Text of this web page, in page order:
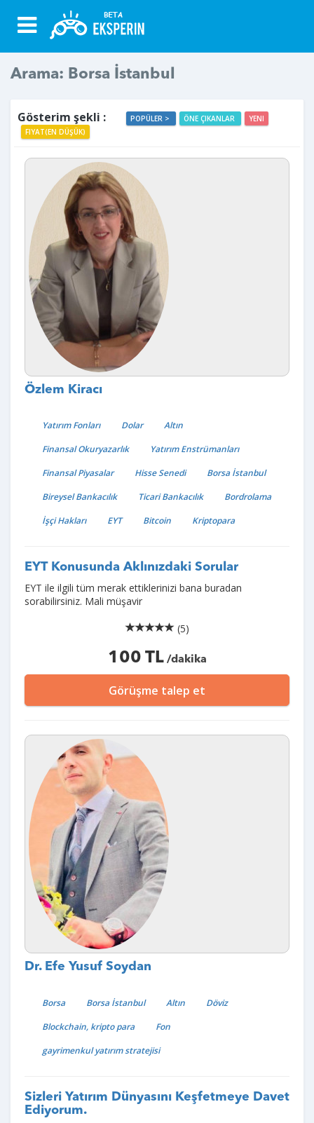
Arama: Borsa İstanbul
Gösterim şekli : POPÜLER > ÖNE ÇIKANLAR
YENI
FIYAT(EN DÜŞÜK)
Özlem Kiracı
Yatırım Fonları Dolar
Altın
Finansal Okuryazarlık
Yatırım Enstrümanları
Finansal Piyasalar
Hisse Senedi
Borsa İstanbul
Bireysel Bankacılık
Ticari Bankacılık
Bordrolama
İşçi Hakları
EYT Bitcoin Kriptopara
EYT Konusunda Aklınızdaki Sorular
EYT ile ilgili tüm merak ettiklerinizi bana buradan
sorabilirsiniz. Mali müşavir
(5)
100 TL/dakika
Görüşme talep et
Dr. Efe Yusuf Soydan
Borsa Borsa İstanbul Altın
Döviz
Blockchain, kripto para
Fon
gayrimenkul yatırım stratejisi
Sizleri Yatırım Dünyasını Keşfetmeye Davet
Ediyorum.